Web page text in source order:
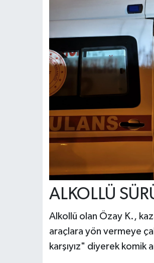
ALKOLLÜ
Alkollü olan Özay K.,
araçlara yön vermeye
karşıyız" diyerek